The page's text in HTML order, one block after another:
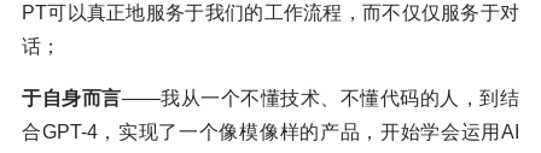
PT可以真正地服务于我们的工作流程，而不仅仅服务于对
话；
于自身而言——我从一个不懂技术、不懂代码的人，到结
合GPT-4，实现了一个像模像样的产品，开始学会运用AI